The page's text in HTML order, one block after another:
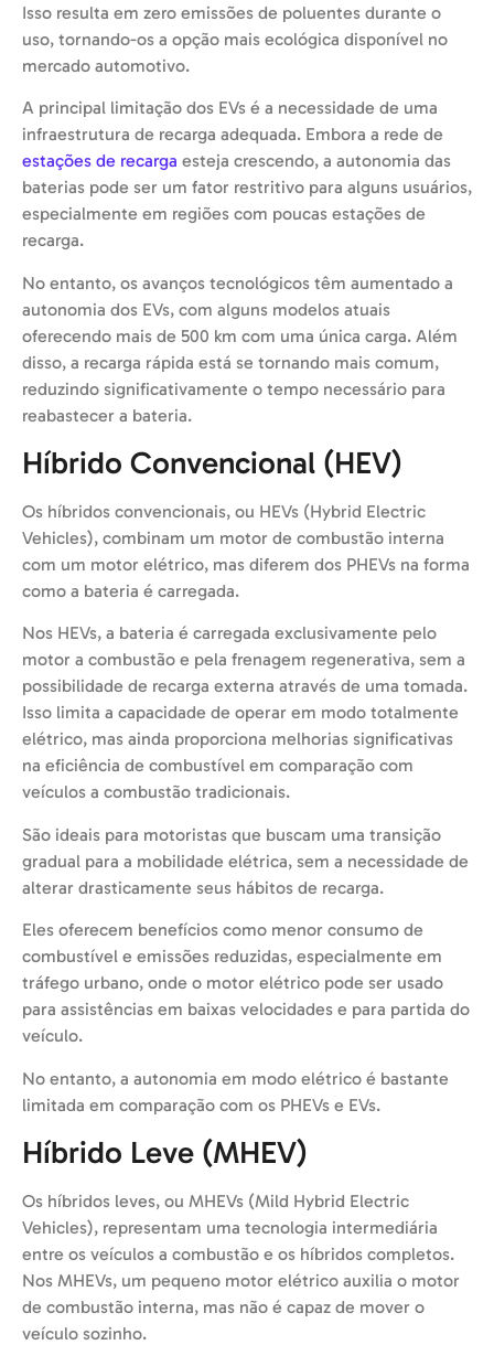
Isso resulta em zero emissões de poluentes durante o
uso, tornando-os a opção mais ecológica disponível no
mercado automotivo.
A principal limitação dos EVs é a necessidade de uma
infraestrutura de recarga adequada. Embora a rede de
estações de recarga esteja crescendo, a autonomia das
baterias pode ser um fator restritivo para alguns usuários,
especialmente em regiões com poucas estações de
recarga.
No entanto, os avanços tecnológicos têm aumentado a
autonomia dos EVs, com alguns modelos atuais
oferecendo mais de 500 km com uma única carga. Além
disso, a recarga rápida está se tornando mais comum,
reduzindo significativamente o tempo necessário para
reabastecer a bateria.
Híbrido Convencional (HEV)
Os híbridos convencionais, ou HEVs (Hybrid Electric
Vehicles), combinam um motor de combustão interna
com um motor elétrico, mas diferem dos PHEVs na forma
como a bateria é carregada.
Nos HEVs, a bateria é carregada exclusivamente pelo
motor a combustão e pela frenagem regenerativa, sem a
possibilidade de recarga externa através de uma tomada.
Isso limita a capacidade de operar em modo totalmente
elétrico, mas ainda proporciona melhorias significativas
na eficiência de combustível em comparação com
veículos a combustão tradicionais.
São ideais para motoristas que buscam uma transição
gradual para a mobilidade elétrica, sem a necessidade de
alterar drasticamente seus hábitos de recarga.
Eles oferecem benefícios como menor consumo de
combustível e emissões reduzidas, especialmente em
tráfego urbano, onde o motor elétrico pode ser usado
para assistências em baixas velocidades e para partida do
veículo.
No entanto, a autonomia em modo elétrico é bastante
limitada em comparação com os PHEVs e EVs.
Híbrido Leve (MHEV)
Os híbridos leves, ou MHEVs (Mild Hybrid Electric
Vehicles), representam uma tecnologia intermediária
entre os veículos a combustão e os híbridos completos.
Nos MHEVs, um pequeno motor elétrico auxilia o motor
de combustão interna, mas não é capaz de mover o
veículo sozinho.